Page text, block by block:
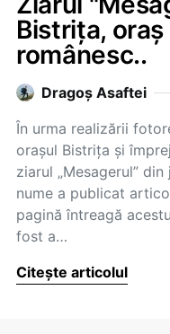
Bistriţa,
românesc..
Dragoş Asaftei
În urma realizării
oraşul Bistriţa şi
ziarul „Mesagerul”
nume a publicat
pagină întreagă
fost a…
Citește articolul